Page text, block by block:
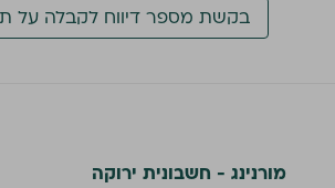
בקשת מספר דיווח לקבלה על
מורנינג - חשבונית ירוקה